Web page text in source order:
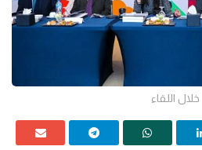
خلال اللقاء